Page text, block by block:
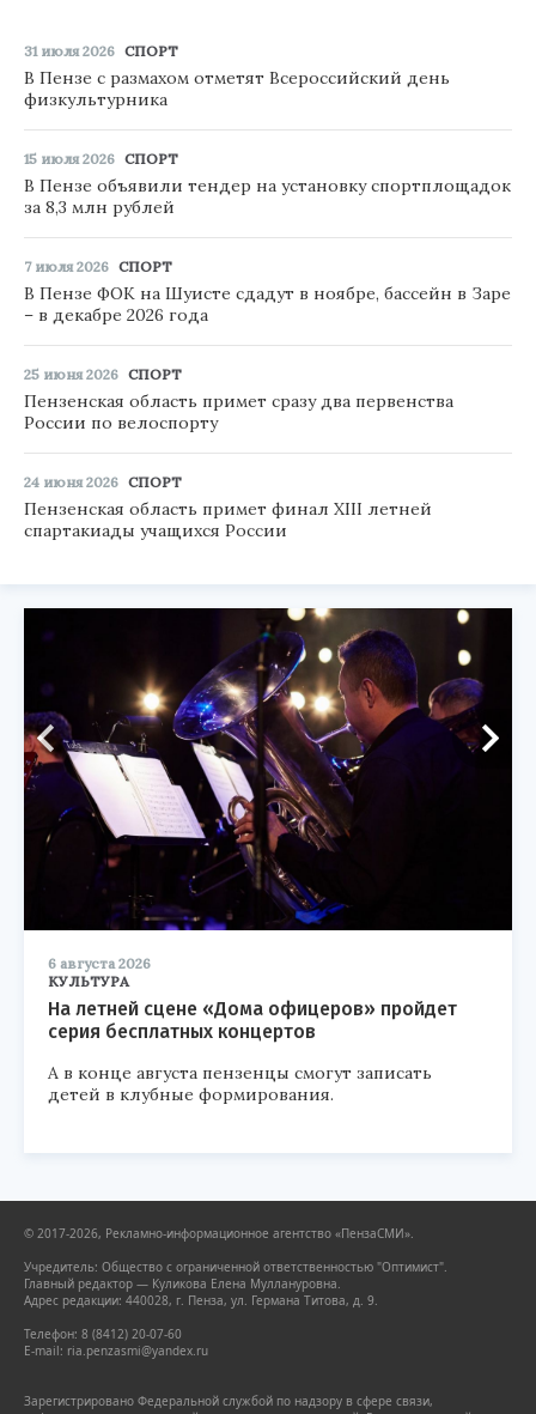
31 июля 2026 СПОРТ
В Пензе с размахом отметят Всероссийский день
физкультурника
15 июля 2026 СПОРТ
В Пензе объявили тендер на установку спортплощадок
за 8,3 млн рублей
7 июля 2026 СПОРТ
В Пензе ФОК на Шуисте сдадут в ноябре, бассейн в Заре
– в декабре 2026 года
25 июня 2026 СПОРТ
Пензенская область примет сразу два первенства
России по велоспорту
24 июня 2026 СПОРТ
Пензенская область примет финал XIII летней
спартакиады учащихся России
6 августа 2026
КУЛЬТУРА
На летней сцене «Дома офицеров» пройдет
серия бесплатных концертов
А в конце августа пензенцы смогут записать
детей в клубные формирования.
© 2017-2026, Рекламно-информационное агентство «ПензаСМИ».
Учредитель: Общество с ограниченной ответственностью "Оптимист".
Главный редактор — Куликова Елена Муллануровна.
Адрес редакции: 440028, г. Пенза, ул. Германа Титова, д. 9.
Телефон: 8 (8412) 20-07-60
E-mail: ria.penzasmi@yandex.ru
Зарегистрировано Федеральной службой по надзору в сфере связи,